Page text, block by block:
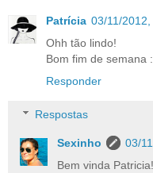
Patrícia 03/11/
Ohh tão lindo!
Bom fim de semana
Responder
Respostas
Sexinho
03/
Bem vinda Patricia!